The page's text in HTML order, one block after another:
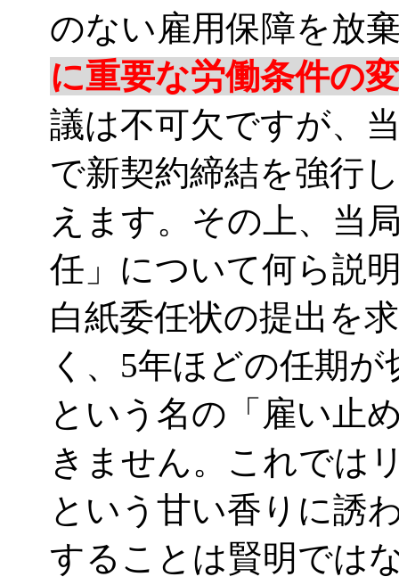
のない雇用保障を放
に重要な労働条件の
議は不可欠ですが、
で新契約締結を強行
えます。その上、当
任」について何ら説
白紙委任状の提出を
く、 5年ほどの任期が
という名の「雇い止
きません。これでは
という甘い香りに誘
することは賢明では